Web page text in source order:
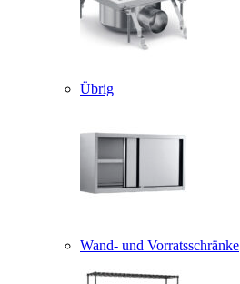
Übrig
Wand- und Vorratsschränke